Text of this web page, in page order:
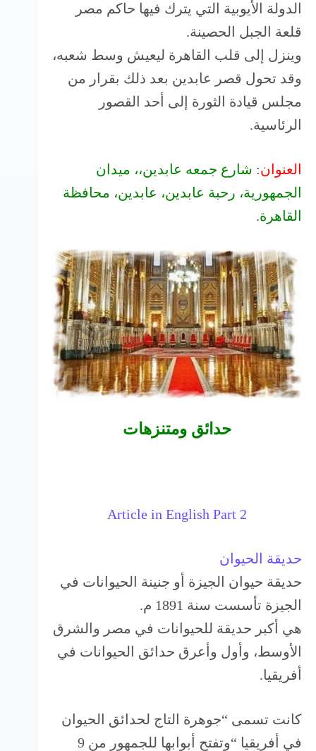
الدولة الأيوبية التي يترك فيها حاكم مصر
قلعة الجبل الحصينة.
وينزل إلى قلب القاهرة ليعيش وسط شعبه،
وقد تحول قصر عابدين بعد ذلك بقرار من
مجلس قيادة الثورة إلى أحد القصور
الرئاسية.
العنوان: شارع جمعه عابدين،، ميدان
الجمهورية، رحبة عابدين، عابدين، محافظة
القاهرة.‬
حدائق ومتنزهات
حديقة الحيوان
حديقة حيوان الجيزة أو جنينة الحيوانات في
الجيزة تأسست سنة 1891 م.
هي أكبر حديقة للحيوانات في مصر والشرق
الأوسط، وأول وأعرق حدائق الحيوانات في
أفريقيا.
كانت تسمى “جوهرة التاج لحدائق الحيوان
في أفريقيا “وتفتح أبوابها للجمهور من 9